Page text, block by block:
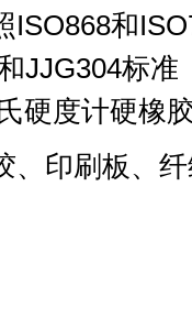
ISO868和
JJG304标准
硬度计硬橡
、印刷板、纤